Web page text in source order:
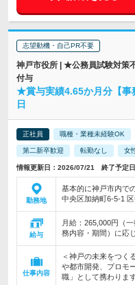
志望動機・自己PR不要
神戸市役所 | ★公務員試験対策
付与
★賞与実績4.65か月分【
日
正社員 職種・業種未経験OK
第二新卒歓迎 転勤なし 女
情報更新日：2026/07/21 終了予定
勤務地
基本的に神戸市内で
中央区加納町6-5-1
給与
月給：265,000円（
務内容・期間）に応
仕事内容
＜神戸の未来をつく
や都市開発、プロモ
職」として携わりま